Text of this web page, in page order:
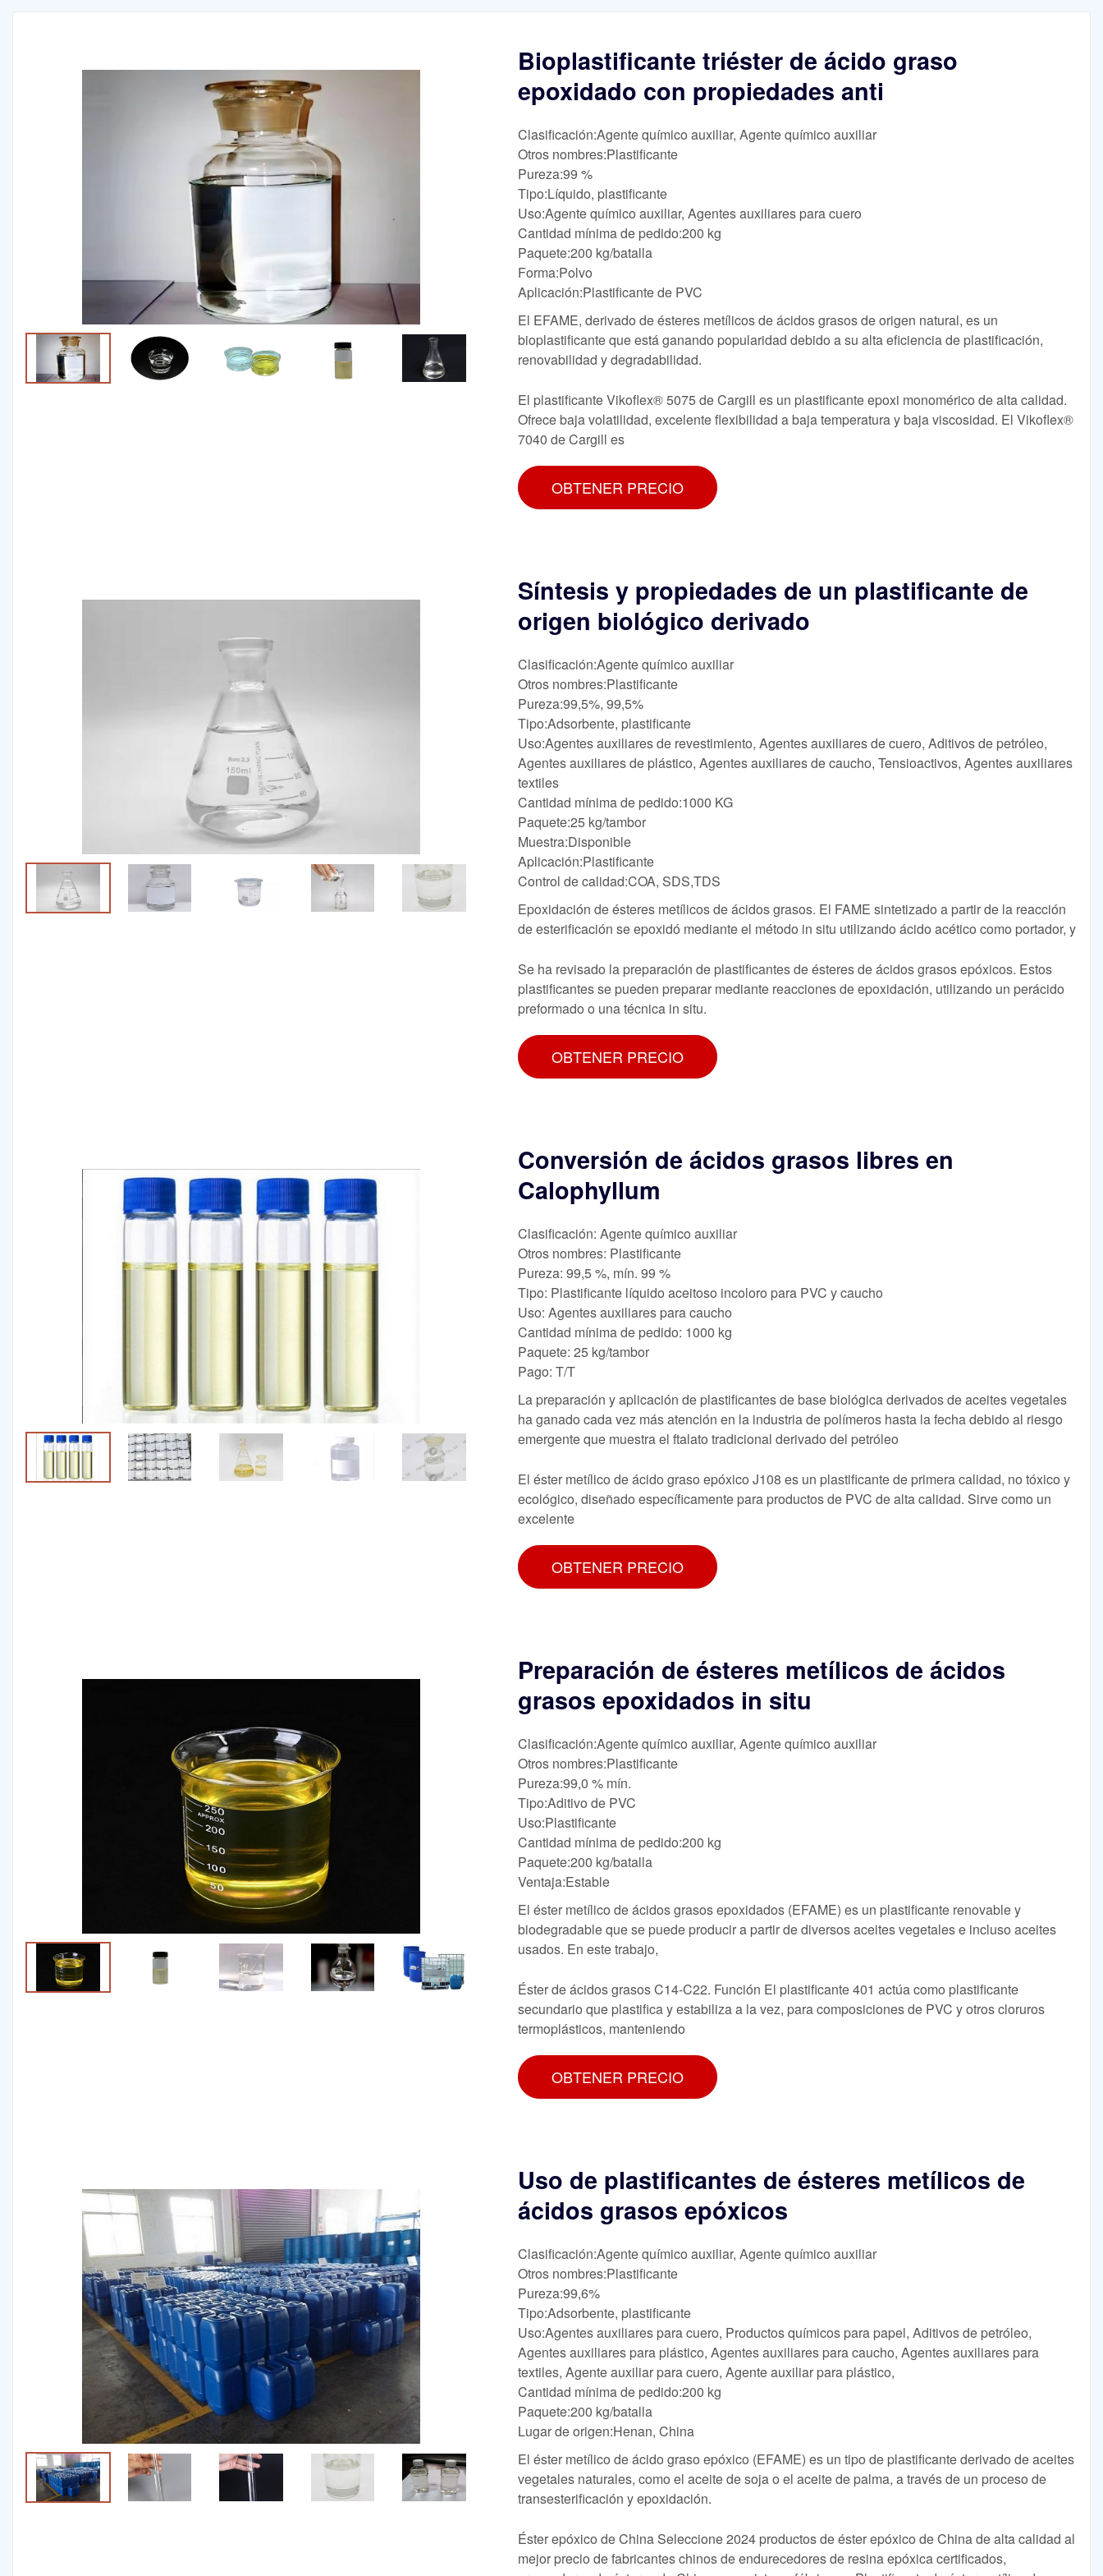
Bioplastificante triéster de ácido graso
epoxidado con propiedades anti
Clasificación:Agente químico auxiliar, Agente químico auxiliar
Otros nombres:Plastificante
Pureza:99 %
Tipo:Líquido, plastificante
Uso:Agente químico auxiliar, Agentes auxiliares para cuero
Cantidad mínima de pedido:200 kg
Paquete:200 kg/batalla
Forma:Polvo
Aplicación:Plastificante de PVC
El EFAME, derivado de ésteres metílicos de ácidos grasos de origen natural, es un
bioplastificante que está ganando popularidad debido a su alta eficiencia de plastificación,
renovabilidad y degradabilidad.
El plastificante Vikoflex® 5075 de Cargill es un plastificante epoxi monomérico de alta calidad.
Ofrece baja volatilidad, excelente flexibilidad a baja temperatura y baja viscosidad. El Vikoflex®
7040 de Cargill es
OBTENER PRECIO
Síntesis y propiedades de un plastificante de
origen biológico derivado
Clasificación:Agente químico auxiliar
Otros nombres:Plastificante
Pureza:99,5%, 99,5%
Tipo:Adsorbente, plastificante
Uso:Agentes auxiliares de revestimiento, Agentes auxiliares de cuero, Aditivos de petróleo,
Agentes auxiliares de plástico, Agentes auxiliares de caucho, Tensioactivos, Agentes auxiliares
textiles
Cantidad mínima de pedido:1000 KG
Paquete:25 kg/tambor
Muestra:Disponible
Aplicación:Plastificante
Control de calidad:COA, SDS,TDS
Epoxidación de ésteres metílicos de ácidos grasos. El FAME sintetizado a partir de la reacción
de esterificación se epoxidó mediante el método in situ utilizando ácido acético como portador, y
Se ha revisado la preparación de plastificantes de ésteres de ácidos grasos epóxicos. Estos
plastificantes se pueden preparar mediante reacciones de epoxidación, utilizando un perácido
preformado o una técnica in situ.
OBTENER PRECIO
Conversión de ácidos grasos libres en
Calophyllum
Clasificación: Agente químico auxiliar
Otros nombres: Plastificante
Pureza: 99,5 %, mín. 99 %
Tipo: Plastificante líquido aceitoso incoloro para PVC y caucho
Uso: Agentes auxiliares para caucho
Cantidad mínima de pedido: 1000 kg
Paquete: 25 kg/tambor
Pago: T/T
La preparación y aplicación de plastificantes de base biológica derivados de aceites vegetales
ha ganado cada vez más atención en la industria de polímeros hasta la fecha debido al riesgo
emergente que muestra el ftalato tradicional derivado del petróleo
El éster metílico de ácido graso epóxico J108 es un plastificante de primera calidad, no tóxico y
ecológico, diseñado específicamente para productos de PVC de alta calidad. Sirve como un
excelente
OBTENER PRECIO
Preparación de ésteres metílicos de ácidos
grasos epoxidados in situ
Clasificación:Agente químico auxiliar, Agente químico auxiliar
Otros nombres:Plastificante
Pureza:99,0 % mín.
Tipo:Aditivo de PVC
Uso:Plastificante
Cantidad mínima de pedido:200 kg
Paquete:200 kg/batalla
Ventaja:Estable
El éster metílico de ácidos grasos epoxidados (EFAME) es un plastificante renovable y
biodegradable que se puede producir a partir de diversos aceites vegetales e incluso aceites
usados. En este trabajo,
Éster de ácidos grasos C14-C22. Función El plastificante 401 actúa como plastificante
secundario que plastifica y estabiliza a la vez, para composiciones de PVC y otros cloruros
termoplásticos, manteniendo
OBTENER PRECIO
Uso de plastificantes de ésteres metílicos de
ácidos grasos epóxicos
Clasificación:Agente químico auxiliar, Agente químico auxiliar
Otros nombres:Plastificante
Pureza:99,6%
Tipo:Adsorbente, plastificante
Uso:Agentes auxiliares para cuero, Productos químicos para papel, Aditivos de petróleo,
Agentes auxiliares para plástico, Agentes auxiliares para caucho, Agentes auxiliares para
textiles, Agente auxiliar para cuero, Agente auxiliar para plástico,
Cantidad mínima de pedido:200 kg
Paquete:200 kg/batalla
Lugar de origen:Henan, China
El éster metílico de ácido graso epóxico (EFAME) es un tipo de plastificante derivado de aceites
vegetales naturales, como el aceite de soja o el aceite de palma, a través de un proceso de
transesterificación y epoxidación.
Éster epóxico de China Seleccione 2024 productos de éster epóxico de China de alta calidad al
mejor precio de fabricantes chinos de endurecedores de resina epóxica certificados,